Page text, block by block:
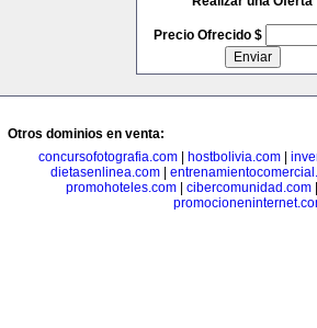
Precio Ofrecido $
Otros dominios en venta:
concursofotografia.com| hostbolivia.com|
dietasenlinea.com|
promohoteles.com
cibercomunidad.com